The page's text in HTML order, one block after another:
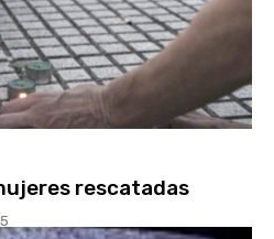
rescatadas